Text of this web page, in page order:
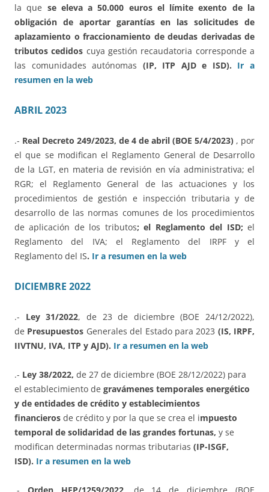
la que se eleva a 50.000 euros el límite exento de la
obligación de aportar garantías en las solicitudes de
aplazamiento o fraccionamiento de deudas derivadas de
tributos cedidos cuya gestión recaudatoria corresponde a
las comunidades autónomas (IP, ITP AJD e ISD). Ir a
resumen en la web
ABRIL 2023
.- Real Decreto 249/2023, de 4 de abril (BOE 5/4/2023) , por
el que se modifican el Reglamento General de Desarrollo
de la LGT, en materia de revisión en vía administrativa; el
RGR; el Reglamento General de las actuaciones y los
procedimientos de gestión e inspección tributaria y de
desarrollo de las normas comunes de los procedimientos
de aplicación de los tributos; el Reglamento del ISD;el
Reglamento del IVA; el Reglamento del IRPF y el
Reglamento del IS. Ir a resumen en la web
DICIEMBRE 2022
.- Ley 31/2022, de 23 de diciembre (BOE 24/12/2022),
de Presupuestos Generales del Estado para 2023 (IS, IRPF,
IIVTNU, IVA, ITP y AJD). Ir a resumen en la web
.- Ley 38/2022, de 27 de diciembre (BOE 28/12/2022) para
el establecimiento de gravámenes temporales energético
y de entidades de crédito y establecimientos
financieros de crédito y por la que se crea el impuesto
temporal de solidaridad de las grandes fortunas, y se
modifican determinadas normas tributarias (IP-ISGF,
ISD). Ir a resumen en la web